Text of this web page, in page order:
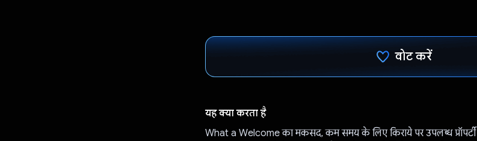
वोट करें
यह क्या करता है
What a Welcome का मकसद, कम समय के लिए किराये पर उपलब्ध